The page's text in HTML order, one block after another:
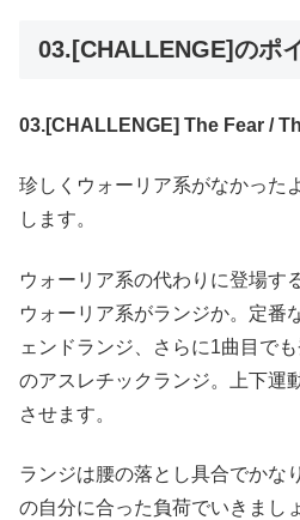
03.[CHALLENGE]のポ
03.[CHALLENGE] The Fear /
珍しくウォーリア系がなかった
します。
ウォーリア系の代わりに登場す
ウォーリア系がランジか。定番
ェンドランジ、さらに1曲目で
のアスレチックランジ。上下運
させます。
ランジは腰の落とし具合でかな
の自分に合った負荷でいきまし